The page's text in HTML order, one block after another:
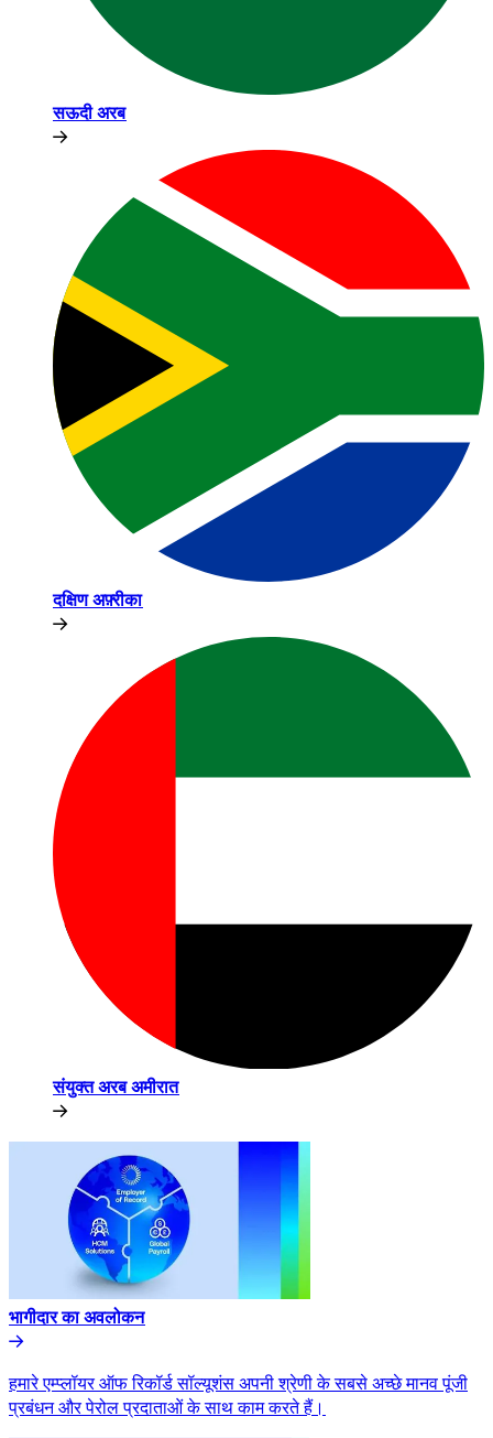
सऊदी अरब​​
दक्षिण अफ़्रीका​​
संयुक्त अरब अमीरात​​
भागीदार का अवलोकन​​
हमारे एम्प्लॉयर ऑफ रिकॉर्ड सॉल्यूशंस अपनी श्रेणी के सबसे अच्छे मानव पूंजी
प्रबंधन और पेरोल प्रदाताओं के साथ काम करते हैं।​​